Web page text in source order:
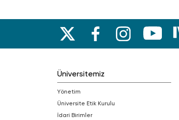
Üniversitemiz
Yönetim
Üniversite Etik Kurulu
İdari Birimler